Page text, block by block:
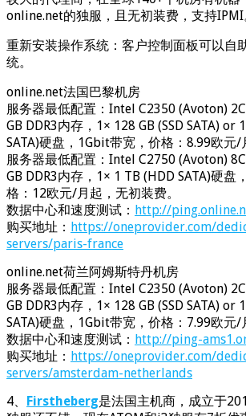
online.net的独服，且无初装费，支持IPMI
重新安装操作系统：客户控制面板可以自
统。
online.net法国巴黎机房
服务器最低配置：Intel C2350 (Avoton)
GB DDR3内存，1× 128 GB (SSD SATA) or
SATA)硬盘，1Gbit带宽，价格：8.99欧元/
服务器最低配置：Intel C2750 (Avoton)
GB DDR3内存，1× 1 TB (HDD SATA)硬盘
格：12欧元/月起，无初装费。
数据中心和速度测试： http://
购买地址： https://oneprovider.com/
servers/paris-france
online.net荷兰阿姆斯特丹机房
服务器最低配置：Intel C2350 (Avoton)
GB DDR3内存，1× 128 GB (SSD SATA) or
SATA)硬盘，1Gbit带宽，价格：7.99欧元/
数据中心和速度测试： http://ping-
购买地址： https://oneprovider.com/
servers/amsterdam-netherlands
4、
Firstheberg是法国主机商，成立于